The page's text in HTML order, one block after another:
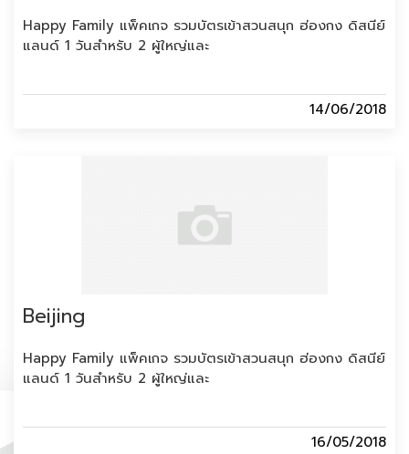
Happy Family แพ็คเกจ รวมบัตรเข้าสวนสนุก ฮ่องกง ดิสนีย์
แลนด์ 1 วันสำหรับ 2 ผู้ใหญ่และ
14/06/2018
Beijing
Happy Family แพ็คเกจ รวมบัตรเข้าสวนสนุก ฮ่องกง ดิสนีย์
แลนด์ 1 วันสำหรับ 2 ผู้ใหญ่และ
16/05/2018